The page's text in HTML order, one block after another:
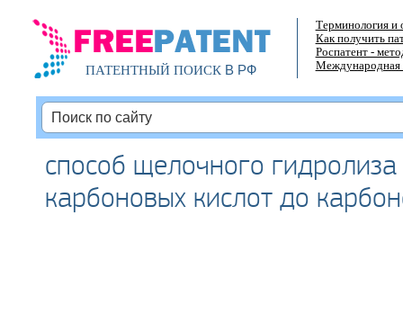
ПАТЕНТНЫЙ ПОИСКВ РФ
Терминология и
Как получить
Роспатент -
Международная
способ щелочного
карбоновых кислот до